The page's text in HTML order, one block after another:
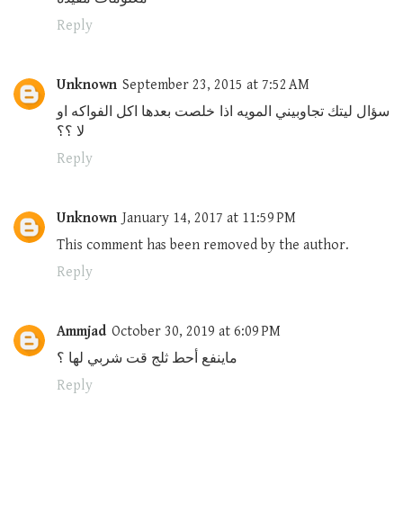
Reply
Unknown September 23, 2015 at 7:52 AM
سؤال ليتك تجاوبيني المويه اذا خلصت بعدها اكل الفواكه او
لا ؟؟
Reply
Unknown January 14, 2017 at 11:59 PM
This comment has been removed by the author.
Reply
Ammjad October 30, 2019 at 6:09 PM
ماينفع أحط ثلج قت شربي لها ؟
Reply